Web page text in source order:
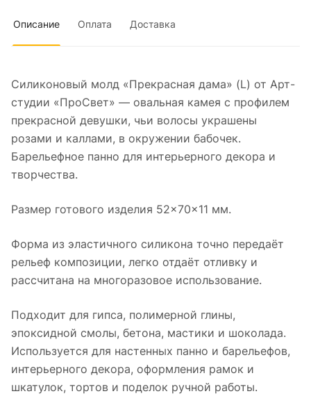
Описание Оплата Доставка
Силиконовый молд «Прекрасная дама» (L) от Арт-
студии «ПроСвет» — овальная камея с профилем
прекрасной девушки, чьи волосы украшены
розами и каллами, в окружении бабочек.
Барельефное панно для интерьерного декора и
творчества.
Размер готового изделия 52×70×11 мм.
Форма из эластичного силикона точно передаёт
рельеф композиции, легко отдаёт отливку и
рассчитана на многоразовое использование.
Подходит для гипса, полимерной глины,
эпоксидной смолы, бетона, мастики и шоколада.
Используется для настенных панно и барельефов,
интерьерного декора, оформления рамок и
шкатулок, тортов и поделок ручной работы.